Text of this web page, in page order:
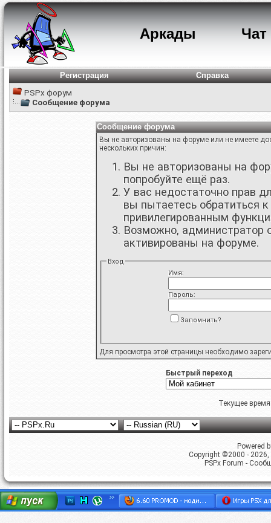
Аркады Чат
Регистрация
Справка
PSPx форум
Сообщение форума
Сообщение форума
Вы не авторизованы на форуме или не имеете
нескольких причин:
Вы не авторизованы на
попробуйте ещё раз.
У вас недостаточно прав
вы пытаетесь обратиться
привилегированным
Возможно, администратор
активированы на форуме.
Вход
Имя:
Пароль:
Запомнить?
Для просмотра этой страницы необходимо
Быстрый переход
Текущее
Powered
Copyright ©2000 -
PSPx Forum -